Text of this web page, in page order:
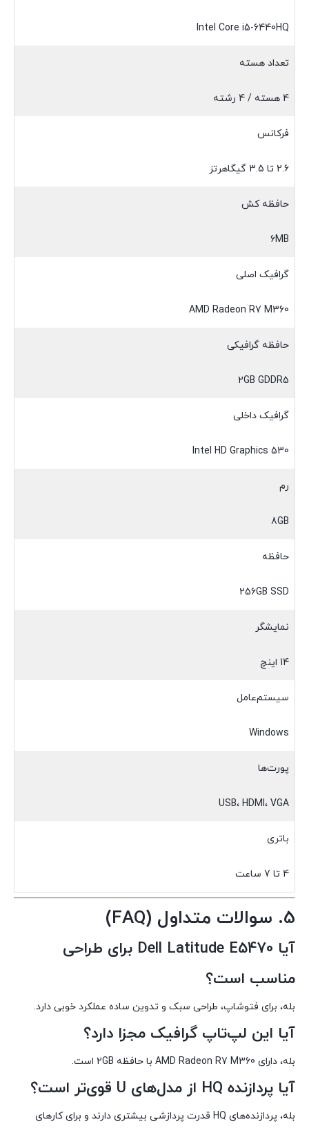
Intel Core i5-6440HQ
تعداد هسته
4 هسته / 4 رشته
فرکانس
2.6 تا 3.5 گیگاهرتز
حافظه کش
6MB
گرافیک اصلی
AMD Radeon R7 M360
حافظه گرافیکی
2GB GDDR5
گرافیک داخلی
Intel HD Graphics 530
رم
8GB
حافظه
256GB SSD
نمایشگر
14 اینچ
سیستم‌عامل
Windows
پورت‌ها
USB، HDMI، VGA
باتری
4 تا 7 ساعت
5. سوالات متداول (FAQ)
آیا Dell Latitude E5470 برای طراحی
مناسب است؟
بله، برای فتوشاپ، طراحی سبک و تدوین ساده عملکرد خوبی دارد.
آیا این لپ‌تاپ گرافیک مجزا دارد؟
بله، دارای AMD Radeon R7 M360 با حافظه 2GB است.
آیا پردازنده HQ از مدل‌های U قوی‌تر است؟
بله، پردازنده‌های HQ قدرت پردازشی بیشتری دارند و برای کارهای